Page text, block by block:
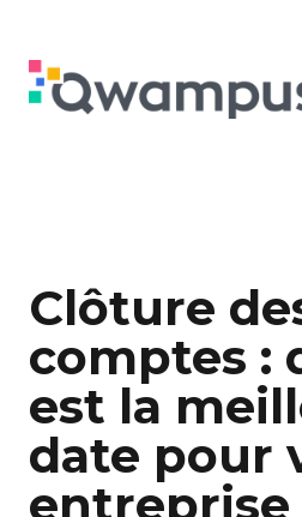
Clôture
comptes :
est la
date pour
entreprise